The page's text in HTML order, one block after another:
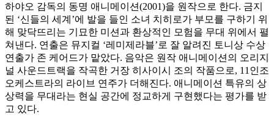
하야오 감독의 동명 애니메이션(2001)을 원작으로 한다. 금지
된 ‘신들의 세계’에 발을 들인 소녀 치히로가 부모를 구하기 위
해 맞닥뜨리는 기묘한 미션과 환상적인 모험을 무대 위에서 펼
쳐낸다. 연출은 뮤지컬 ‘레미제라블’로 잘 알려진 토니상 수상
연출가 존 케어드가 맡았다. 음악은 원작 애니메이션의 오리지
널 사운드트랙을 작곡한 거장 히사이시 조의 작품으로, 11인조
오케스트라의 라이브 연주가 더해진다. 애니메이션 특유의 상
상력을 무대라는 현실 공간에 정교하게 구현했다는 평가를 받
고 있다.